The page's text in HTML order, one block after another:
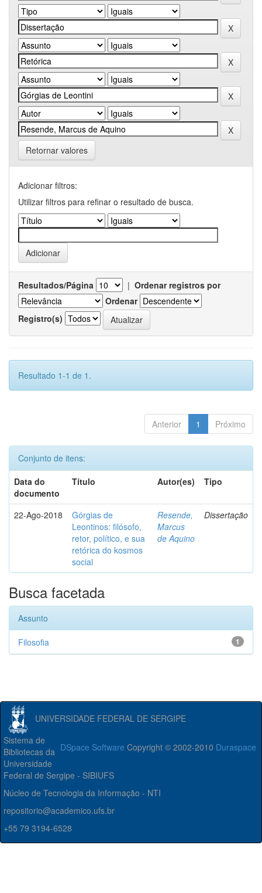
Retornar valores
Adicionar filtros:
Utilizar filtros para refinar o resultado de busca.
Resultados/Página | Ordenar registros por
Ordenar
Registro(s)
Resultado 1-1 de 1.
Anterior 1 Próximo
Conjunto de itens:
Data do
documento
Título Autor(es) Tipo
22-Ago-2018
Górgias de
Leontinos: filósofo,
retor, político, e sua
retórica do kosmos
social
Resende,
Marcus
de Aquino
Dissertação
Busca facetada
Assunto
1
Filosofia
UNIVERSIDADE FEDERAL DE SERGIPE
DSpace Software Copyright © 2002-2010 Duraspace
Sistema de
Bibliotecas da
Universidade
Federal de Sergipe - SIBIUFS
Núcleo de Tecnologia da Informação - NTI
repositorio@academico.ufs.br
+55 79 3194-6528